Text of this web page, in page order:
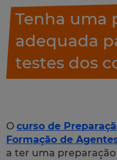
Tenha uma
adequada
testes dos
O curso de
Formação de
a ter uma